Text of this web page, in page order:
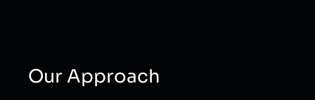
Our Approach